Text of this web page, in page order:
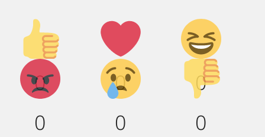
Палец
вверх!
0
Лайк!
0
Дикий
смех!
0
Агрессия!
0
Грусть
:(
0
Палец
вниз!
0